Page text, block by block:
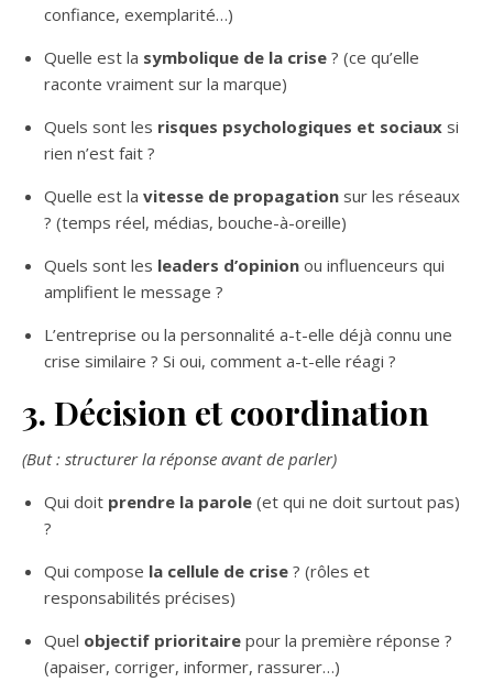
confiance, exemplarité…)
Quelle est la symbolique de la crise ? (ce qu’elle
raconte vraiment sur la marque)
Quels sont les risques psychologiques et sociaux si
rien n’est fait ?
Quelle est la vitesse de propagation sur les réseaux
? (temps réel, médias, bouche-à-oreille)
Quels sont les leaders d’opinion ou influenceurs qui
amplifient le message ?
L’entreprise ou la personnalité a-t-elle déjà connu une
crise similaire ? Si oui, comment a-t-elle réagi ?
3. Décision et coordination
(But : structurer la réponse avant de parler)
Qui doit prendre la parole (et qui ne doit surtout pas)
?
Qui compose la cellule de crise ? (rôles et
responsabilités précises)
Quel objectif prioritaire pour la première réponse ?
(apaiser, corriger, informer, rassurer…)